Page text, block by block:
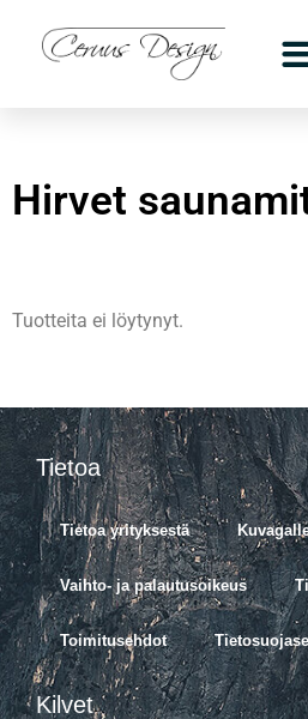
Hirvet
Tuotteita ei löytynyt.
Tietoa
Tietoa yrityksestä
Vaihto- ja palautusoikeus
Toimitusehdot
Kilvet